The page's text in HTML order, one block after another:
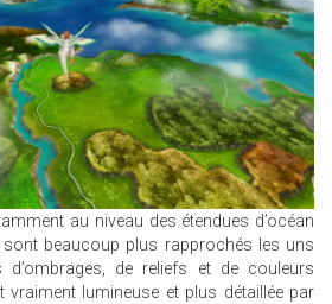
au niveau des étendues d’océan
beaucoup plus rapprochés les uns
de reliefs et de couleurs
vraiment lumineuse et plus détaillée par